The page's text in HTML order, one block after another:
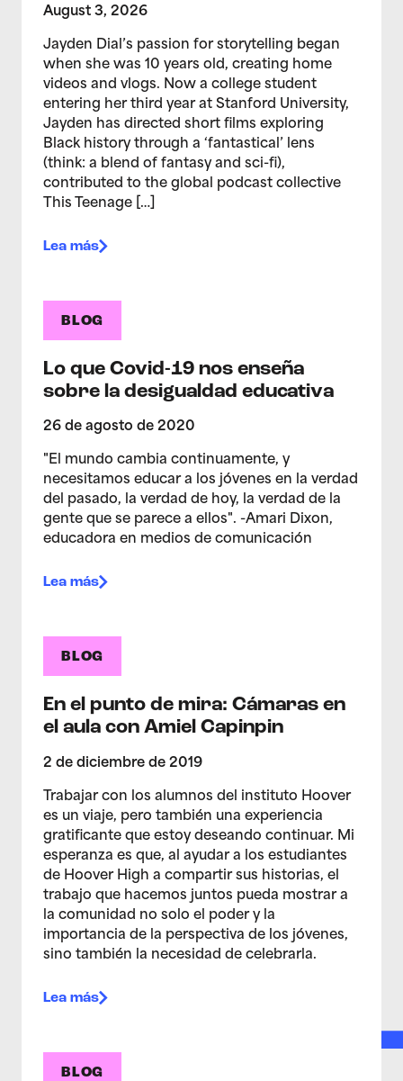
August 3, 2026
Jayden Dial’s passion for storytelling began
when she was 10 years old, creating home
videos and vlogs. Now a college student
entering her third year at Stanford University,
Jayden has directed short films exploring
Black history through a ‘fantastical’ lens
(think: a blend of fantasy and sci-fi),
contributed to the global podcast collective
This Teenage […]
Lea más
BLOG
Lo que Covid-19 nos enseña
sobre la desigualdad educativa
26 de agosto de 2020
"El mundo cambia continuamente, y
necesitamos educar a los jóvenes en la verdad
del pasado, la verdad de hoy, la verdad de la
gente que se parece a ellos". -Amari Dixon,
educadora en medios de comunicación
Lea más
BLOG
En el punto de mira: Cámaras en
el aula con Amiel Capinpin
2 de diciembre de 2019
Trabajar con los alumnos del instituto Hoover
es un viaje, pero también una experiencia
gratificante que estoy deseando continuar. Mi
esperanza es que, al ayudar a los estudiantes
de Hoover High a compartir sus historias, el
trabajo que hacemos juntos pueda mostrar a
la comunidad no solo el poder y la
importancia de la perspectiva de los jóvenes,
sino también la necesidad de celebrarla.
Lea más
BLOG